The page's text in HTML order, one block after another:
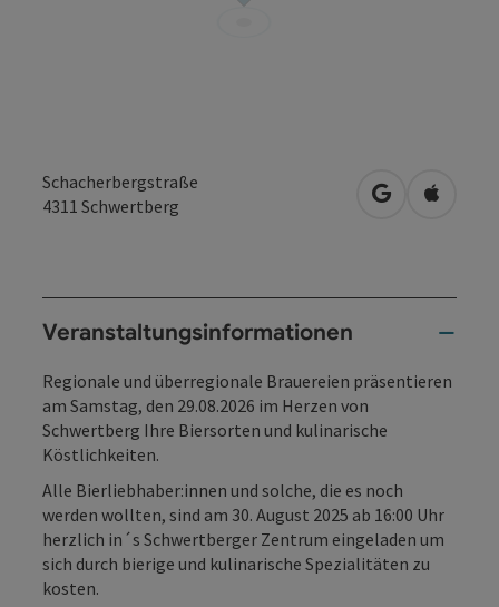
Schacherbergstraße
4311 Schwertberg in Google
in
Veranstaltungsinformationen
Regionale und überregionale Brauereien präsentieren
am Samstag, den 29.08.2026 im Herzen von
Schwertberg Ihre Biersorten und kulinarische
Köstlichkeiten.
Alle Bierliebhaber:innen und solche, die es noch
werden wollten, sind am 30. August 2025 ab 16:00 Uhr
herzlich in´s Schwertberger Zentrum eingeladen um
sich durch bierige und kulinarische Spezialitäten zu
kosten.